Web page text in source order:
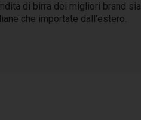
di birra dei migliori brand sia
che importate dall'estero.